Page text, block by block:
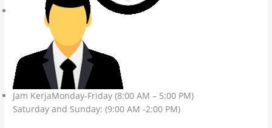
Jam KerjaMonday-Friday (8:00 AM – 5:00 PM)
Saturday and Sunday: (9:00 AM -2:00 PM)